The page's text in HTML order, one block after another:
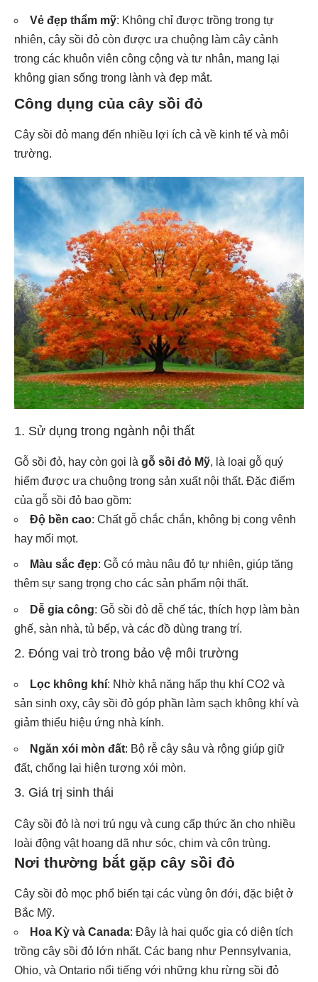
Vẻ đẹp thẩm mỹ: Không chỉ được trồng trong tự
nhiên, cây sồi đỏ còn được ưa chuộng làm cây cảnh
trong các khuôn viên công cộng và tư nhân, mang lại
không gian sống trong lành và đẹp mắt.
Công dụng của cây sồi đỏ
Cây sồi đỏ mang đến nhiều lợi ích cả về kinh tế và môi
trường.
1. Sử dụng trong ngành nội thất
Gỗ sồi đỏ, hay còn gọi là gỗ sồi đỏ Mỹ, là loại gỗ quý
hiếm được ưa chuộng trong sản xuất nội thất. Đặc điểm
của gỗ sồi đỏ bao gồm:
Độ bền cao: Chất gỗ chắc chắn, không bị cong vênh
hay mối mọt.
Màu sắc đẹp: Gỗ có màu nâu đỏ tự nhiên, giúp tăng
thêm sự sang trọng cho các sản phẩm nội thất.
Dễ gia công: Gỗ sồi đỏ dễ chế tác, thích hợp làm bàn
ghế, sàn nhà, tủ bếp, và các đồ dùng trang trí.
2. Đóng vai trò trong bảo vệ môi trường
Lọc không khí: Nhờ khả năng hấp thụ khí CO2 và
sản sinh oxy, cây sồi đỏ góp phần làm sạch không khí và
giảm thiểu hiệu ứng nhà kính.
Ngăn xói mòn đất: Bộ rễ cây sâu và rộng giúp giữ
đất, chống lại hiện tượng xói mòn.
3. Giá trị sinh thái
Cây sồi đỏ là nơi trú ngụ và cung cấp thức ăn cho nhiều
loài động vật hoang dã như sóc, chim và côn trùng.
Nơi thường bắt gặp cây sồi đỏ
Cây sồi đỏ mọc phổ biến tại các vùng ôn đới, đặc biệt ở
Bắc Mỹ.
Hoa Kỳ và Canada: Đây là hai quốc gia có diện tích
trồng cây sồi đỏ lớn nhất. Các bang như Pennsylvania,
Ohio, và Ontario nổi tiếng với những khu rừng sồi đỏ